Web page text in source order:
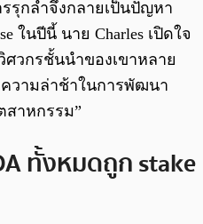
รุกล้ำจึงกลายเป็นปัญหา
ในปีนี้ นาย Charles เปิดใจ
ศวกรชั้นนำของเขาหลาย
วามล่าช้าในการพัฒนา
สาหกรรม”
ทั้งหมดถูก stake